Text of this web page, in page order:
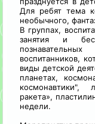
Для ребят тема
необычного,
В группах,
занятия и
воспитанников,
виды детской
планетах,
космонавтики",
ракета»,
недели.